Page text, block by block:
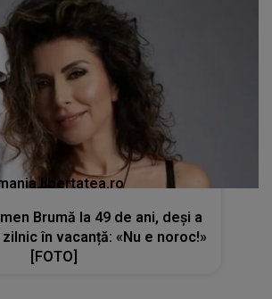
Brumă la 49 de ani, deși a
în vacanță: «Nu e noroc!»
[FOTO]